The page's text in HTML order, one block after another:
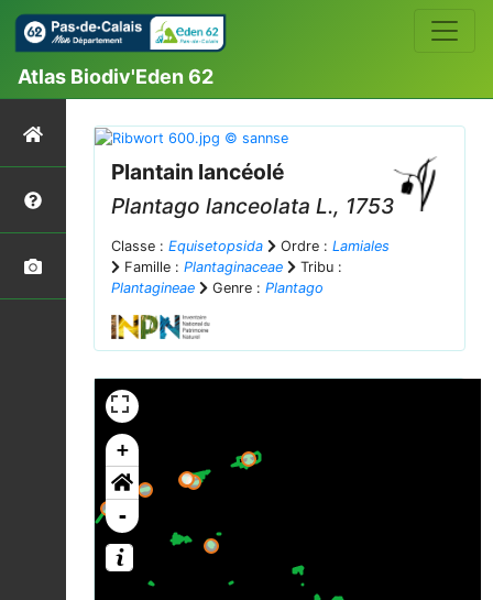
Atlas Biodiv'Eden 62
Plantain lancéolé
Plantago lanceolata L., 1753
Classe : Equisetopsida Ordre : Lamiales
Famille : Plantaginaceae
Tribu :
Plantagineae
Genre : Plantago
+
-